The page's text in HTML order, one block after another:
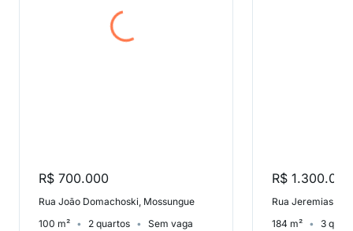
R$ 700.000
Rua João Domachoski, Mossungue
100 m²
2 quartos Sem vaga
R$ 1.300.000
184 m² 3